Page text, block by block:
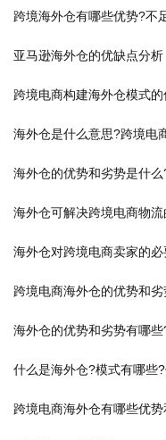
跨境海外仓有哪些优势?不
亚马逊海外仓的优缺点分析
跨境电商构建海外仓模式的
海外仓是什么意思?跨境电
海外仓的优势和劣势是什么
海外仓可解决跨境电商物流
海外仓对跨境电商卖家的
跨境电商海外仓的优势和
海外仓的优势和劣势有哪些
什么是海外仓?模式有哪些
跨境电商海外仓有哪些优势